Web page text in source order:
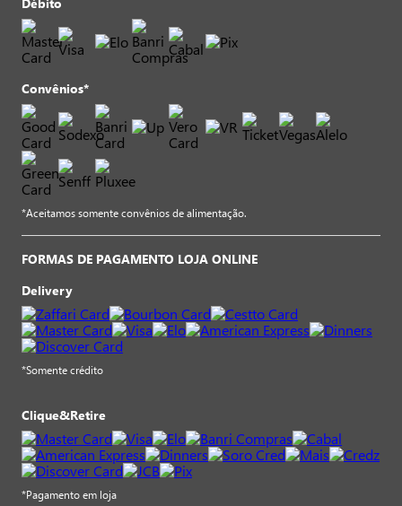
Convênios*
*Aceitamos somente convênios de alimentação.
FORMAS DE PAGAMENTO LOJA ONLINE
Delivery
*Somente crédito
Clique&Retire
*Pagamento em loja